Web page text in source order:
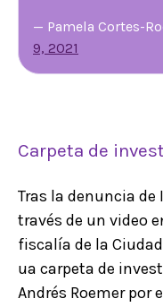
— Pamela Cortes-
9, 2021
Carpeta de
Tras la denuncia
través de un video
fiscalía de la
ua carpeta de
Andrés Roemer por